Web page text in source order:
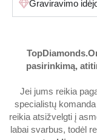
Graviravimo
pasirinkimą,
Jei jums reikia
specialistų
reikia atsižvelgti į
labai svarbus, todėl